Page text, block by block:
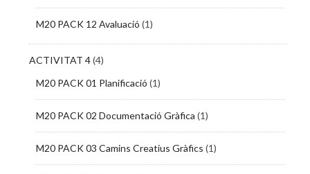
M20 PACK 12 Avaluació (1)
ACTIVITAT 4(4)
M20 PACK 01 Planificació (1)
M20 PACK 02 Documentació Gràfica (1)
M20 PACK 03 Camins Creatius Gràfics (1)